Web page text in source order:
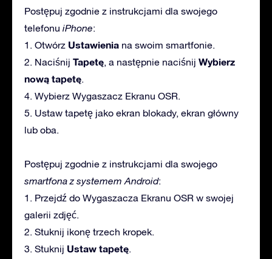
Postępuj zgodnie z instrukcjami dla swojego
telefonu iPhone:
1. Otwórz Ustawienia na swoim smartfonie.
2. Naciśnij Tapetę , a następnie naciśnij Wybierz
nową tapetę
4. Wybierz Wygaszacz Ekranu OSR.
5. Ustaw tapetę jako ekran blokady, ekran główny
lub oba.
Postępuj zgodnie z instrukcjami dla swojego
smartfona z systemem Android:
1. Przejdź do Wygaszacza Ekranu OSR w swojej
galerii zdjęć.
2. Stuknij ikonę trzech kropek.
3. Stuknij Ustaw tapetę